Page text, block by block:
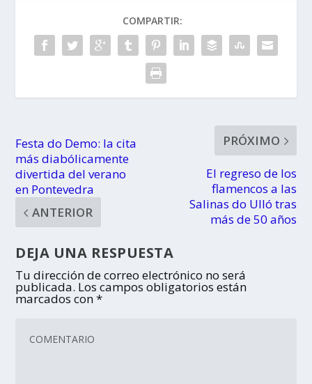
COMPARTIR:
Festa do Demo: la cita
más diabólicamente
divertida del verano
en Pontevedra
ANTERIOR
PRÓXIMO
El regreso de los
flamencos a las
Salinas do Ulló tras
más de 50 años
DEJA UNA RESPUESTA
Tu dirección de correo electrónico no será
publicada. Los campos obligatorios están
marcados con*